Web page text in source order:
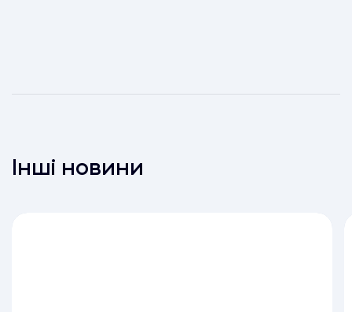
Інші новини